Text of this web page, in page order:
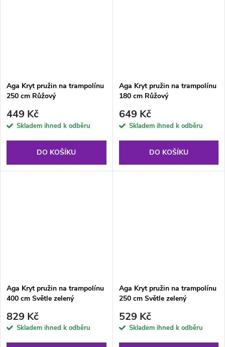
Aga Kryt pružin na trampolínu
250 cm Růžový
449 Kč
Skladem ihned k odběru
DO KOŠÍKU
Aga Kryt pružin na trampolínu
180 cm Růžový
649 Kč
Skladem ihned k odběru
DO KOŠÍKU
Aga Kryt pružin na trampolínu
400 cm Světle zelený
829 Kč
Skladem ihned k odběru
Aga Kryt pružin na trampolínu
250 cm Světle zelený
529 Kč
Skladem ihned k odběru